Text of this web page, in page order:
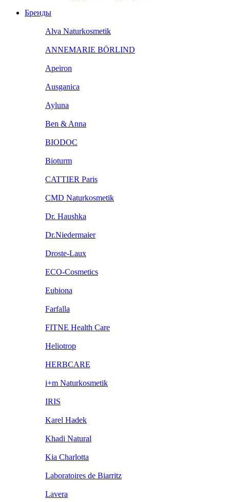
Бренды
Alva Naturkosmetik
ANNEMARIE BÖRLIND
Apeiron
Ausganica
Ayluna
Ben & Anna
BIODOC
Bioturm
CATTIER Paris
CMD Naturkosmetik
Dr. Haushka
Dr.Niedermaier
Droste-Laux
ECO-Cosmetics
Eubiona
Farfalla
FITNE Health Care
Heliotrop
HERBCARE
i+m Naturkosmetik
IRIS
Karel Hadek
Khadi Natural
Kia Charlotta
Laboratoires de Biarritz
Lavera